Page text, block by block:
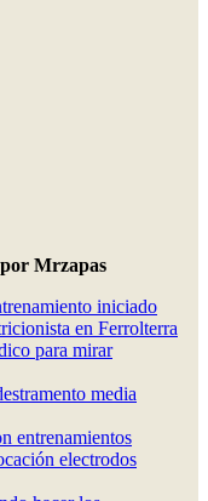
por Mrzapas
iniciado
en Ferrolterra
para mirar
media
entrenamientos
electrodos